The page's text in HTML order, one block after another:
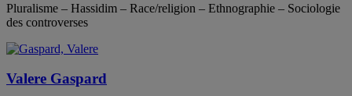
Pluralisme – Hassidim – Race/religion – Ethnographie – Sociologie
des controverses
Valere Gaspard